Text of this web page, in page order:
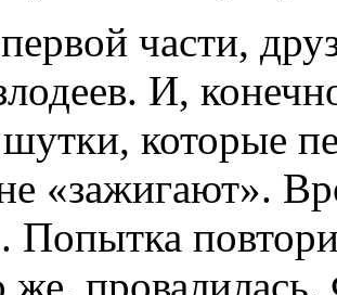
части,
И,
которые
«зажигают».
Попытка
же,